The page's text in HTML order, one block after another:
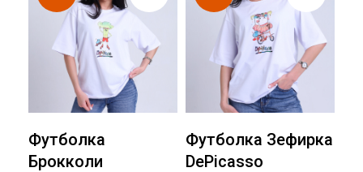
Футболка
Брокколи
Футболка Зефирка
DePicasso